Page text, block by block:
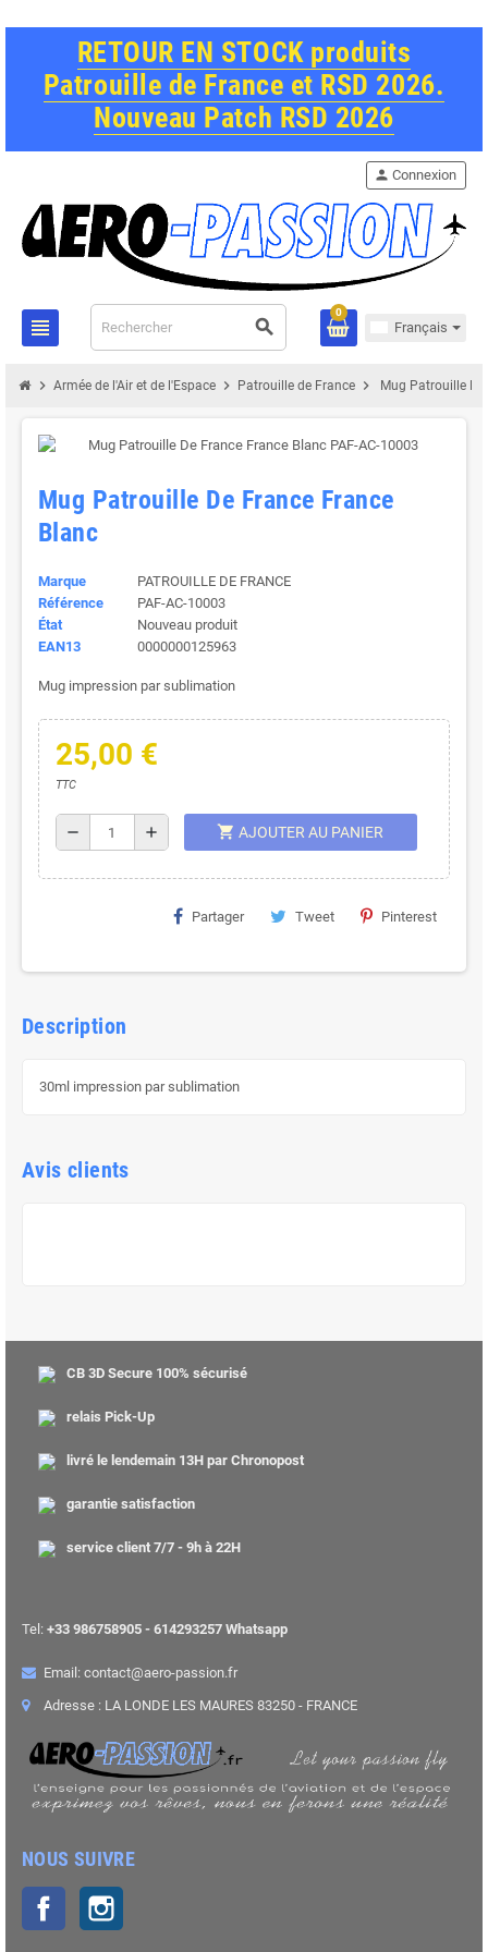
RETOUR EN STOCK produits
Patrouille de France et RSD 2026.
Nouveau Patch RSD 2026
view_headline search
person Connexion
0
Français
chevron_right Armée de l'Air et de l'Espace chevron_right Patrouille de France chevron_right Mug Patrouille
Mug Patrouille De France France
Blanc
Marque
PATROUILLE DE FRANCE
Référence
PAF-AC-10003
État
Nouveau produit
EAN13
0000000125963
Mug impression par sublimation
25,00 €
TTC
remove add shopping_cart AJOUTER AU PANIER
Partager Tweet Pinterest
Description
30ml impression par sublimation
Avis clients
CB 3D Secure 100% sécurisé
relais Pick-Up
livré le lendemain 13H par Chronopost
garantie satisfaction
service client 7/7 - 9h à 22H
Tel: +33 986758905 - 614293257 Whatsapp
Email: contact@aero-passion.fr
Adresse : LA LONDE LES MAURES 83250 - FRANCE
NOUS SUIVRE
Facebook